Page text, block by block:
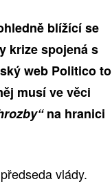
blížící se
krize spojená s
web Politico to
musí ve věci
na hranici
vlády.